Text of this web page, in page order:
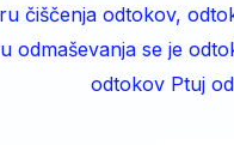
čiščenja odtokov,
odmaševanja se je
odtokov Ptuj